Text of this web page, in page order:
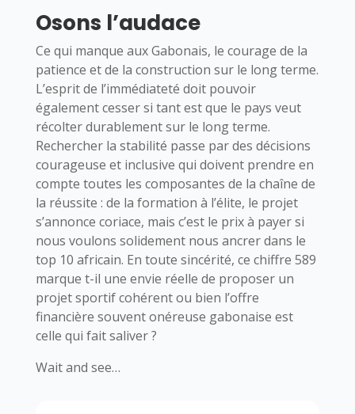
Osons l’audace
Ce qui manque aux Gabonais, le courage de la
patience et de la construction sur le long terme.
L’esprit de l’immédiateté doit pouvoir
également cesser si tant est que le pays veut
récolter durablement sur le long terme.
Rechercher la stabilité passe par des décisions
courageuse et inclusive qui doivent prendre en
compte toutes les composantes de la chaîne de
la réussite : de la formation à l’élite, le projet
s’annonce coriace, mais c’est le prix à payer si
nous voulons solidement nous ancrer dans le
top 10 africain. En toute sincérité, ce chiffre 589
marque t-il une envie réelle de proposer un
projet sportif cohérent ou bien l’offre
financière souvent onéreuse gabonaise est
celle qui fait saliver ?
Wait and see…